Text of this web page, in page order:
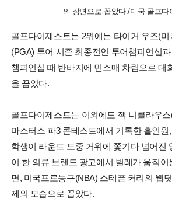
의 장면으로 꼽았다./미국 골프다
골프다이제스트는 2위에는 타이거 우즈(
(PGA) 투어 시즌 최종전인 투어챔피언십
챔피언십 때 반바지에 민소매 차림으로 대
을 꼽았다.
골프다이제스트는 이외에도 잭 니클라우
마스터스 파3 콘테스트에서 기록한 홀인원
학생이 라운드 도중 거위에 쫓기다 넘어진
이 한 의류 브랜드 광고에서 벌레가 움직
면, 미국프로농구(NBA) 스테픈 커리의 웹
제의 모습으로 꼽았다.